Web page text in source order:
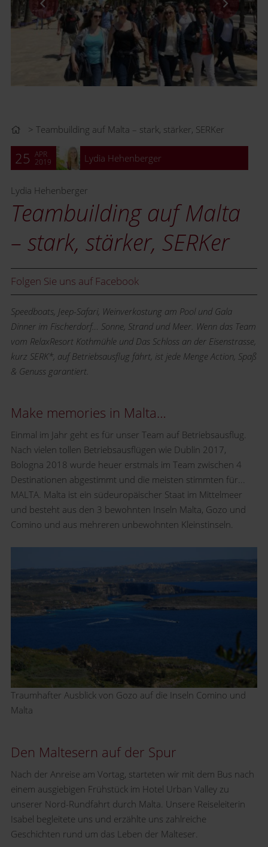
Teambuilding auf Malta – stark, stärker, SERKer
25 APR
2019
Lydia Hehenberger
Lydia Hehenberger
Teambuilding auf Malta
– stark, stärker, SERKer
Folgen Sie uns auf Facebook
Speedboats, Jeep-Safari, Weinverkostung am Pool und Gala
Dinner im Fischerdorf… Sonne, Strand und Meer. Wenn das Team
vom RelaxResort Kothmühle und Das Schloss an der Eisenstrasse,
kurz SERK*, auf Betriebsausflug fährt, ist jede Menge Action, Spaß
& Genuss garantiert.
Make memories in Malta…
Einmal im Jahr geht es für unser Team auf Betriebsausflug.
Nach vielen tollen Betriebsausflügen wie Dublin 2017,
Bologna 2018 wurde heuer erstmals im Team zwischen 4
Destinationen abgestimmt und die meisten stimmten für...
MALTA. Malta ist ein südeuropäischer Staat im Mittelmeer
und besteht aus den 3 bewohnten Inseln Malta, Gozo und
Comino und aus mehreren unbewohnten Kleinstinseln.
Traumhafter Ausblick von Gozo auf die Inseln Comino und
Malta
Den Maltesern auf der Spur
Nach der Anreise am Vortag, starteten wir mit dem Bus nach
einem ausgiebigen Frühstück im Hotel Urban Valley zu
unserer Nord-Rundfahrt durch Malta. Unsere Reiseleiterin
Isabel begleitete uns und erzählte uns zahlreiche
Geschichten rund um das Leben der Malteser.